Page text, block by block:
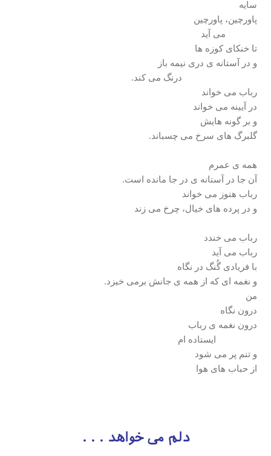
سایه
پاورچین، پاورچین
می آید
تا خنکای کوزه ها
و در آستانه ی دری نیمه باز
درنگ می کند.
رباب می خواند
در آیینه می خواند
و بر گونه هایش
گلبرگ های سرخ می چسباند.
همه ی عمرم
آن جا در آستانه ی در جا مانده است.
رباب هنوز می خواند
و در پرده های خیال، چرخ می زند
رباب می خندد
رباب می آید
با فریادی گُنگ در نگاه
و نغمه ای که از همه ی جانش برمی خیزد.
من
درون نگاه
درون نغمه ی رباب
ایستاده ام
و تنم پر می شود
از حباب های هوا
دلم می خواهد . . .